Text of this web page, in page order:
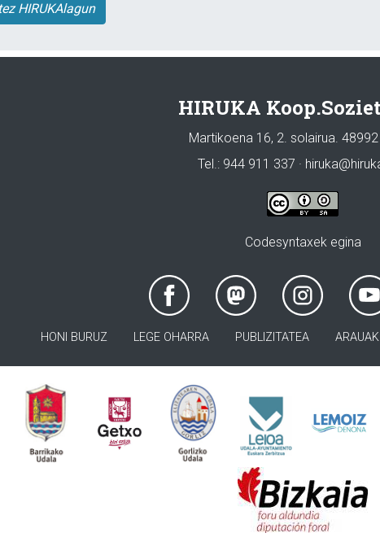
HIRUKAlagun
HIRUKA
Martikoena 16, 2. solairua.
Tel.: 944 911 337 ·
Codesyntaxek egina
HONI BURUZ LEGE OHARRA PUBLIZITATEA ARAUAK